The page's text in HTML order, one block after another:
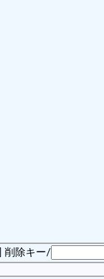
削除キー/